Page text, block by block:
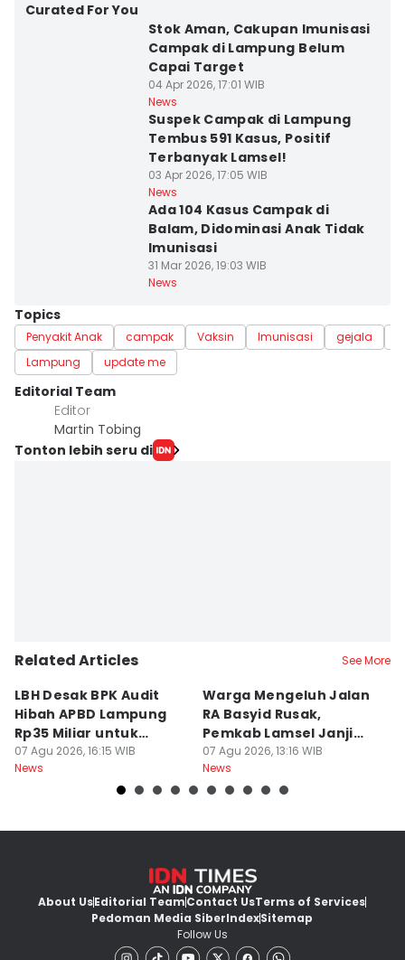
Curated For You
Stok Aman, Cakupan Imunisasi
Campak di Lampung Belum
Capai Target
04 Apr 2026, 17:01 WIB
News
Suspek Campak di Lampung
Tembus 591 Kasus, Positif
Terbanyak Lamsel!
03 Apr 2026, 17:05 WIB
News
Ada 104 Kasus Campak di
Balam, Didominasi Anak Tidak
Imunisasi
31 Mar 2026, 19:03 WIB
News
Topics
Penyakit Anak campak Vaksin Imunisasi gejala
Lampung
update me
Editorial Team
Editor
Martin Tobing
Tonton lebih seru di
Related Articles See More
LBH Desak BPK Audit
Hibah APBD Lampung
Rp35 Miliar untuk
Kejaksaan
07 Agu 2026, 16:15 WIB
News
Warga Mengeluh Jalan
RA Basyid Rusak,
Pemkab Lamsel Janji
Segera Perbaiki
07 Agu 2026, 13:16 WIB
News
About UsEditorial TeamContact UsTerms of Services
Pedoman Media SiberIndexSitemap
Follow Us